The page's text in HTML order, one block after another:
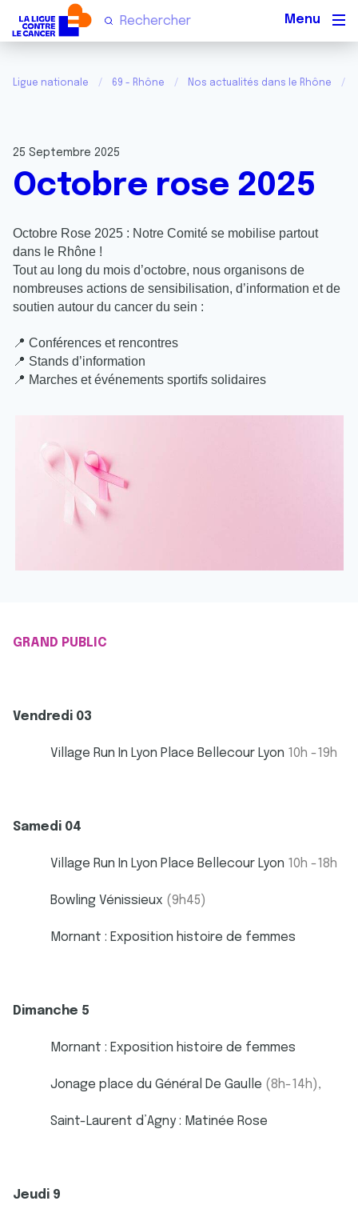
Ligue nationale 69 - Rhône Nos actualités dans le Rhône
25 Septembre 2025
Octobre rose 2025
Octobre Rose 2025 : Notre Comité se mobilise partout
dans le Rhône !
Tout au long du mois d’octobre, nous organisons de
nombreuses actions de sensibilisation, d’information et de
soutien autour du cancer du sein :
📍 Conférences et rencontres
📍 Stands d’information
📍 Marches et événements sportifs solidaires
GRAND PUBLIC
Vendredi 03
Village Run In Lyon Place Bellecour Lyon 10h -19h
Samedi 04
Village Run In Lyon Place Bellecour Lyon 10h -18h
Bowling Vénissieux (9h45)
Mornant : Exposition histoire de femmes
Dimanche 5
Mornant : Exposition histoire de femmes
Jonage place du Général De Gaulle (8h-14h),
Saint-Laurent d’Agny : Matinée Rose
Jeudi 9